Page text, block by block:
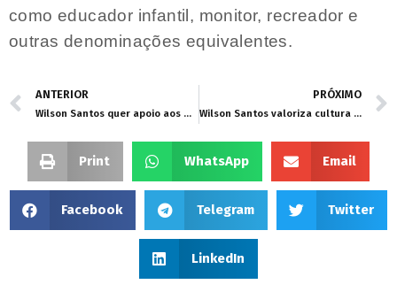
como educador infantil, monitor, recreador e
outras denominações equivalentes.
ANTERIOR
Wilson Santos quer apoio aos municípios e rigor na aplicação da Lei Federal nº 15.326/2026 da educação infantil
PRÓXIMO
Wilson Santos valoriza cultura ribeirinha e garante apoio à tradicional Festa de São Pedro
Print WhatsApp Email
Facebook Telegram Twitter
LinkedIn